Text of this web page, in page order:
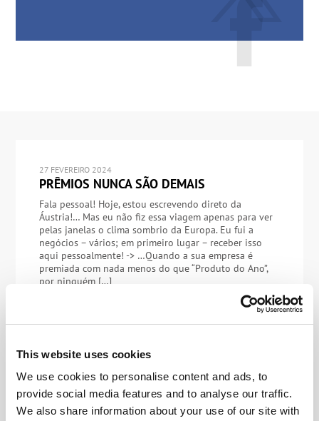
This website uses cookies
We use cookies to personalise content and ads, to
provide social media features and to analyse our traffic.
We also share information about your use of our site with
27 FEVEREIRO 2024
PRÊMIOS NUNCA SÃO DEMAIS
Fala pessoal! Hoje, estou escrevendo direto da
Áustria!… Mas eu não fiz essa viagem apenas para ver
pelas janelas o clima sombrio da Europa. Eu fui a
negócios – vários; em primeiro lugar – receber isso
aqui pessoalmente! -> …Quando a sua empresa é
premiada com nada menos do que “Produto do Ano”,
por ninguém […]
27 JUNHO 2023
ALTO ESCALÃO DA INFOSEC: DE VOLTA –
PESSOALMENTE – À SAS!
Preparem as trombetas, ouça o rufar de tambores,